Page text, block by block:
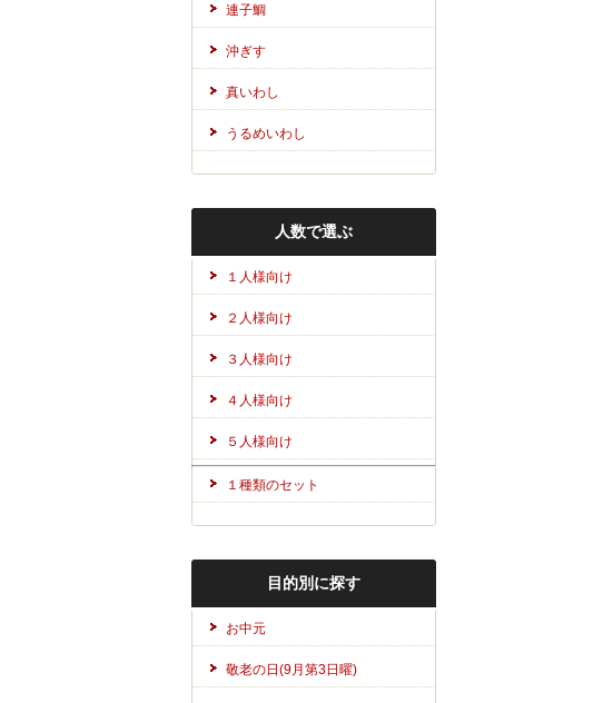
連子鯛
沖ぎす
真いわし
うるめいわし
人数で選ぶ
１人様向け
２人様向け
３人様向け
４人様向け
５人様向け
１種類のセット
目的別に探す
お中元
敬老の日(9月第3日曜)